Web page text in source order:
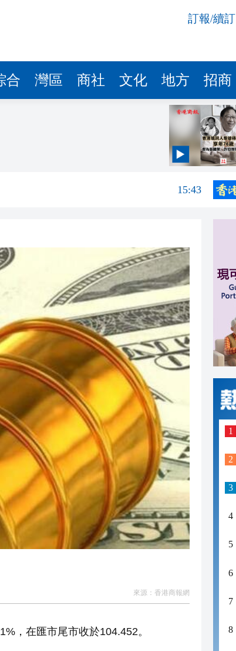
訂報/續訂
合 灣區 商社 文化 地方 招商
15:47
15:43
應
15:32
15:30
技SaaS賽道
15:15
來源： 香港商報網
，在匯市尾市收於104.452。